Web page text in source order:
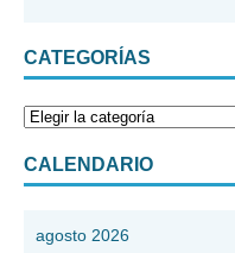
CATEGORÍAS
CALENDARIO
agosto 2026